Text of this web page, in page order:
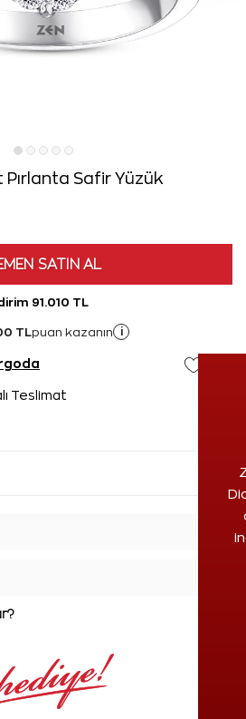
Pırlanta Safir Yüzük
SATIN AL
91.010 TL
TL puan kazanın i
Teslimat